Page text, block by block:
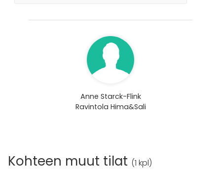
Anne Starck-Flink
Ravintola Hima&Sali
Kohteen muut tilat (1 kpl)